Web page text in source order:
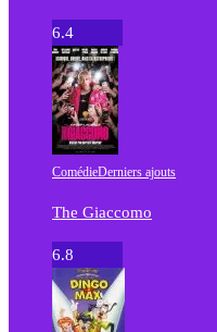
6.4
ComédieDerniers ajouts
The Giaccomo
6.8